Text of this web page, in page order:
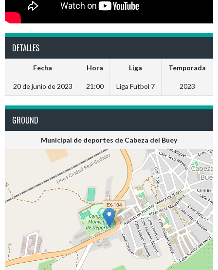
DETALLES
Fecha Hora Liga Temporada
20 de junio de 2023 21:00 Liga Futbol 7 2023
GROUND
Municipal de deportes de Cabeza del Buey